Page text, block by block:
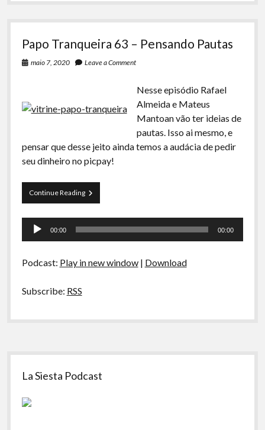
Papo Tranqueira 63 – Pensando Pautas
maio 7, 2020 Leave a Comment
Nesse episódio Rafael
Almeida e Mateus
Mantoan vão ter ideias de
pautas. Isso ai mesmo, e
pensar que desse jeito ainda temos a audácia de pedir
seu dinheiro no picpay!
Continue ReadingPapo
Tranqueira
Pensando
Tocador
00:00 00:00
Podcast: Play in new window| Download
Subscribe: RSS
Sidebar
La Siesta Podcast